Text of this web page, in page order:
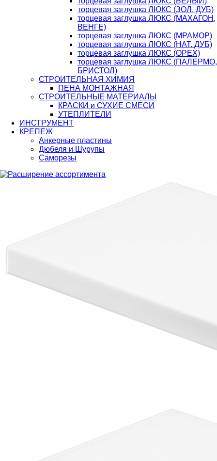
торцевая заглушка ЛЮКС (ЗОЛ. ДУБ)
торцевая заглушка ЛЮКС (МАХАГОН,
ВЕНГЕ)
торцевая заглушка ЛЮКС (МРАМОР)
торцевая заглушка ЛЮКС (НАТ. ДУБ)
торцевая заглушка ЛЮКС (ОРЕХ)
торцевая заглушка ЛЮКС (ПАЛЕРМО,
БРИСТОЛ)
СТРОИТЕЛЬНАЯ ХИМИЯ
ПЕНА МОНТАЖНАЯ
СТРОИТЕЛЬНЫЕ МАТЕРИАЛЫ
КРАСКИ и СУХИЕ СМЕСИ
УТЕПЛИТЕЛИ
ИНСТРУМЕНТ
КРЕПЕЖ
Анкерные пластины
Дюбеля и Шурупы
Саморезы